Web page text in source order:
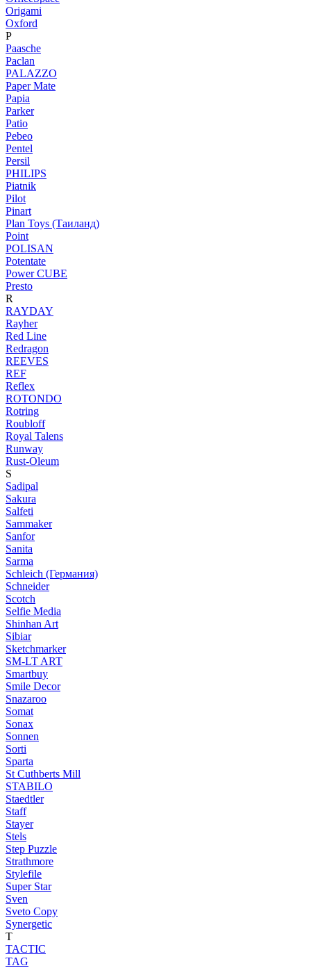
Origami
Oxford
P
Paasche
Paclan
PALAZZO
Paper Mate
Papia
Parker
Patio
Pebeo
Pentel
Persil
PHILIPS
Piatnik
Pilot
Pinart
Plan Toys (Таиланд)
Point
POLISAN
Potentate
Power CUBE
Presto
R
RAYDAY
Rayher
Red Line
Redragon
REEVES
REF
Reflex
ROTONDO
Rotring
Roubloff
Royal Talens
Runway
Rust-Oleum
S
Sadipal
Sakura
Salfeti
Sammaker
Sanfor
Sanita
Sarma
Schleich (Германия)
Schneider
Scotch
Selfie Media
Shinhan Art
Sibiar
Sketchmarker
SM-LT ART
Smartbuy
Smile Decor
Snazaroo
Somat
Sonax
Sonnen
Sorti
Sparta
St Cuthberts Mill
STABILO
Staedtler
Staff
Stayer
Stels
Step Puzzle
Strathmore
Stylefile
Super Star
Sven
Sveto Copy
Synergetic
T
TACTIC
TAG